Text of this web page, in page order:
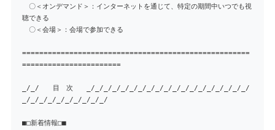
〇＜オンデマンド＞：インターネットを通じて、特定の期間中いつでも視
聴できる
〇＜会場＞：会場で参加できる
=====================================================
=======================
_/_/ 目 次 _/_/_/_/_/_/_/_/_/_/_/_/_/_/_/_/_/_/_/
_/_/_/_/_/_/_/_/_/_/
■□新着情報□■